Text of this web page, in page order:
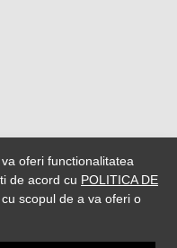
oferi functionalitatea
de acord cu POLITICA DE
scopul de a va oferi o